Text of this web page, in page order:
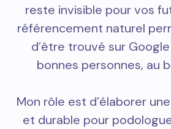
reste invisible pour vos
référencement naturel
d’être trouvé sur Google
bonnes personnes, au
Mon rôle est d’élaborer
et durable pour